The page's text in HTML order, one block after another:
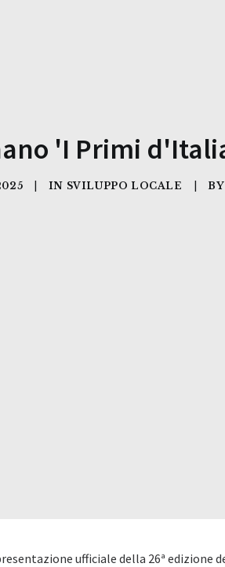
'I Primi
IN SVILUPPO LOCALE
ufficiale della 26ª edizione